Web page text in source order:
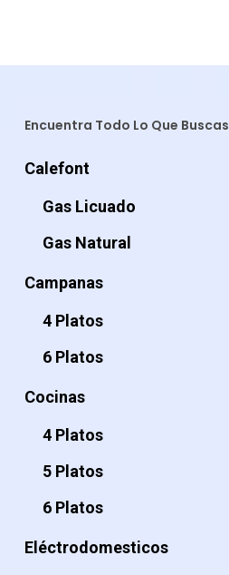
Encuentra Todo Lo Que Buscas
Calefont
Gas Licuado
Gas Natural
Campanas
4 Platos
6 Platos
Cocinas
4 Platos
5 Platos
6 Platos
Eléctrodomesticos